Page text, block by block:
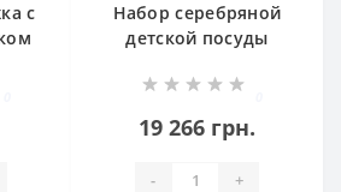
с
Набор серебряной
детской посуды
(ложка+вилка)
19 266 грн.
- +